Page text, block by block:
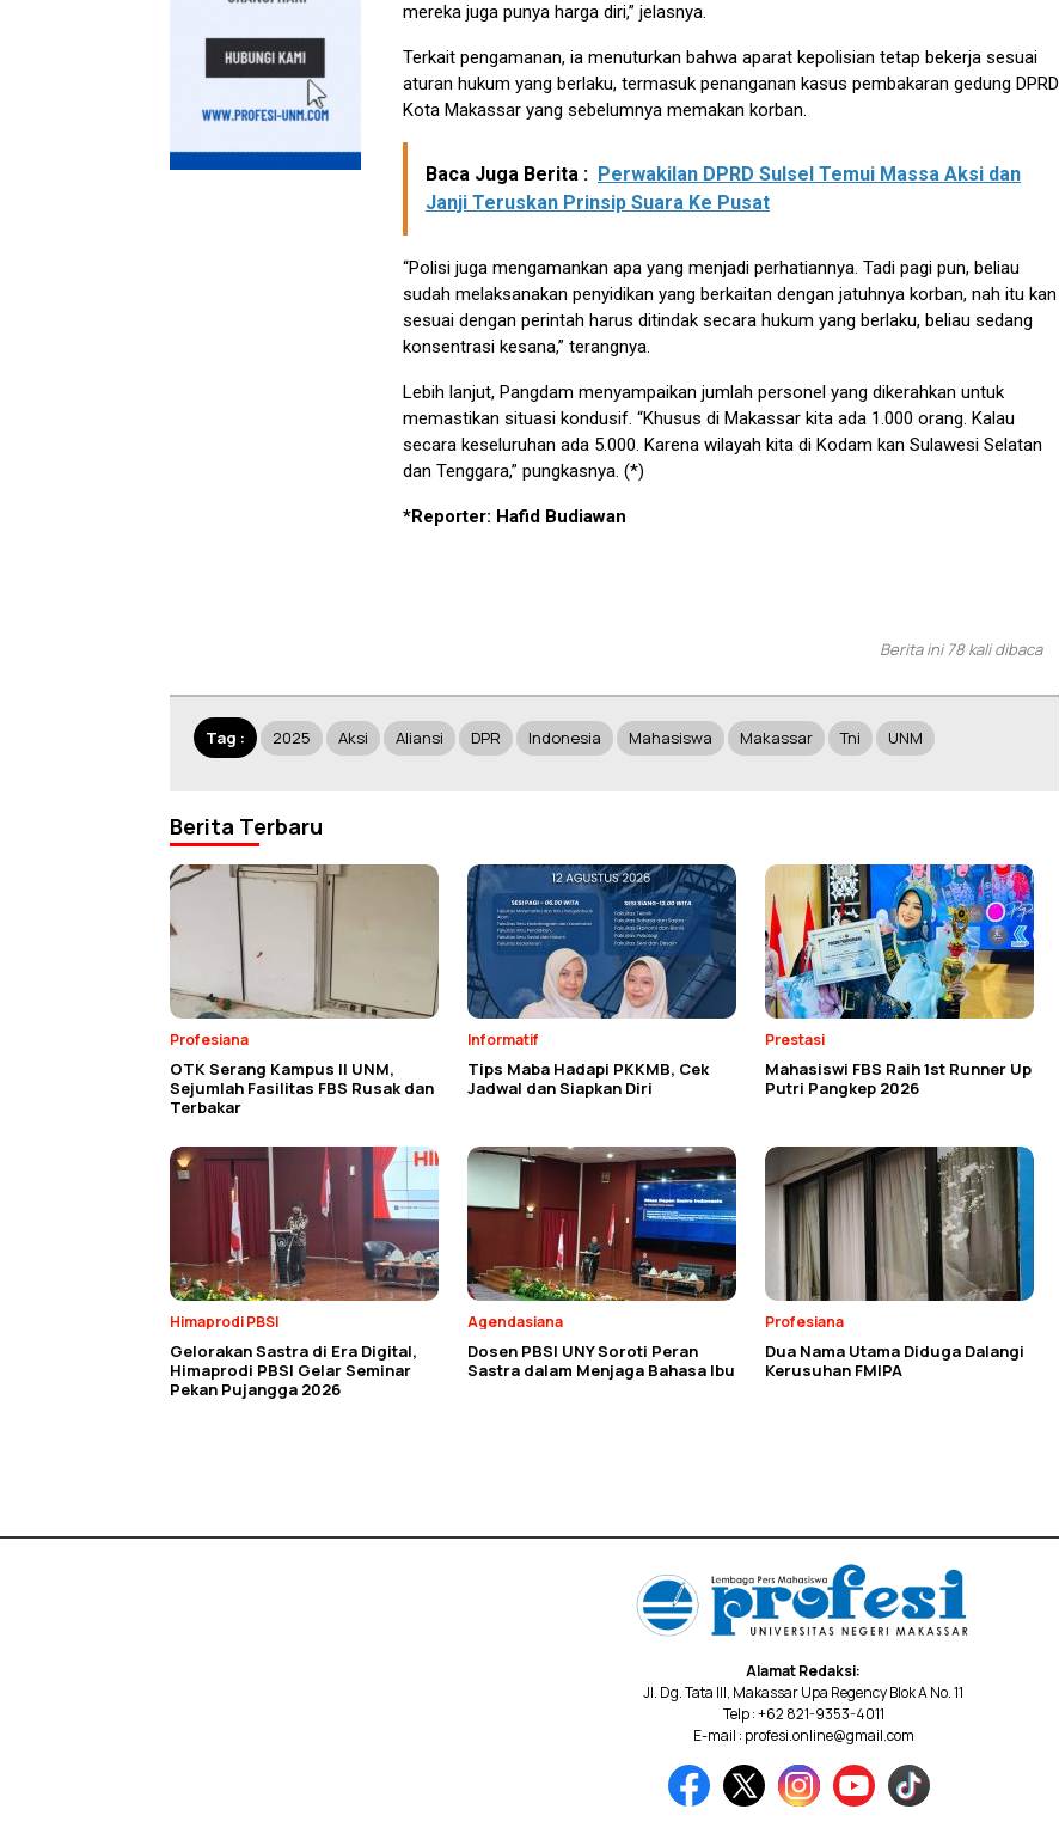
mereka juga punya harga diri,” jelasnya.
Terkait pengamanan, ia menuturkan bahwa aparat kepolisian tetap bekerja sesuai
aturan hukum yang berlaku, termasuk penanganan kasus pembakaran gedung DPRD
Kota Makassar yang sebelumnya memakan korban.
Baca Juga Berita : Perwakilan DPRD Sulsel Temui Massa Aksi dan
Janji Teruskan Prinsip Suara Ke Pusat
“Polisi juga mengamankan apa yang menjadi perhatiannya. Tadi pagi pun, beliau
sudah melaksanakan penyidikan yang berkaitan dengan jatuhnya korban, nah itu kan
sesuai dengan perintah harus ditindak secara hukum yang berlaku, beliau sedang
konsentrasi kesana,” terangnya.
Lebih lanjut, Pangdam menyampaikan jumlah personel yang dikerahkan untuk
memastikan situasi kondusif. “Khusus di Makassar kita ada 1.000 orang. Kalau
secara keseluruhan ada 5.000. Karena wilayah kita di Kodam kan Sulawesi Selatan
dan Tenggara,” pungkasnya. (*)
*Reporter: Hafid Budiawan
Berita ini 78 kali dibaca
Tag : 2025 Aksi Aliansi DPR Indonesia Mahasiswa Makassar Tni UNM
Berita Terbaru
Profesiana
OTK Serang Kampus II UNM,
Sejumlah Fasilitas FBS Rusak dan
Terbakar
Informatif
Tips Maba Hadapi PKKMB, Cek
Jadwal dan Siapkan Diri
Prestasi
Mahasiswi FBS Raih 1st Runner Up
Putri Pangkep 2026
Himaprodi PBSI
Gelorakan Sastra di Era Digital,
Himaprodi PBSI Gelar Seminar
Pekan Pujangga 2026
Agendasiana
Dosen PBSI UNY Soroti Peran
Sastra dalam Menjaga Bahasa Ibu
Profesiana
Dua Nama Utama Diduga Dalangi
Kerusuhan FMIPA
Alamat Redaksi:
Jl. Dg. Tata III, Makassar Upa Regency Blok A No. 11
Telp : +62 821-9353-4011
E-mail : profesi.online@gmail.com